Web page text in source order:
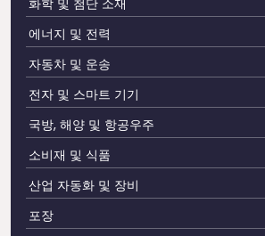
화학 및 첨단 소재
에너지 및 전력
자동차 및 운송
전자 및 스마트 기기
국방, 해양 및 항공우주
소비재 및 식품
산업 자동화 및 장비
포장